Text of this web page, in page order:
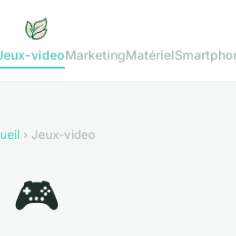
videoMarketingMatériel
› Jeux-video
🎮